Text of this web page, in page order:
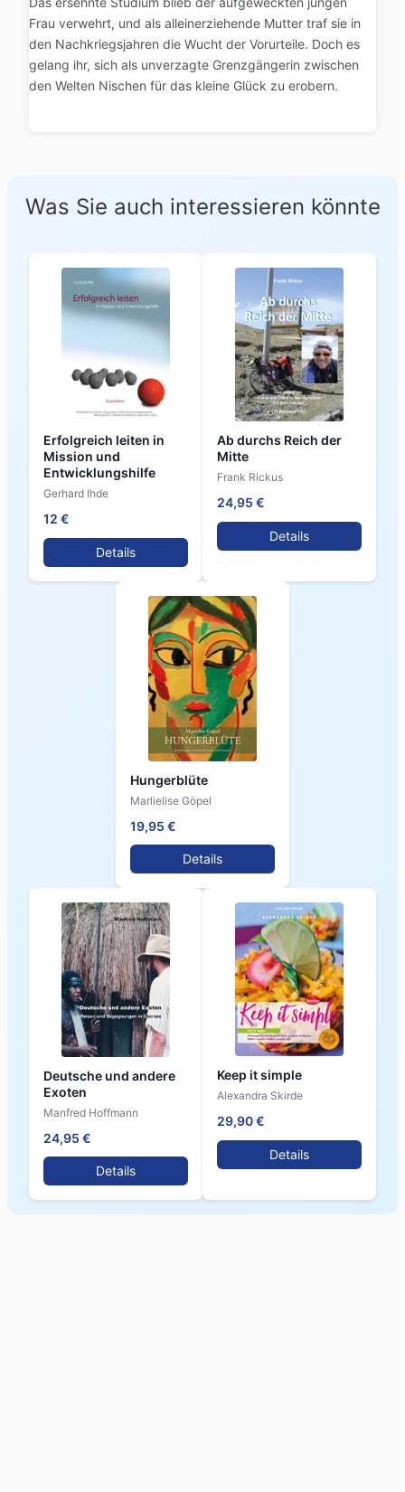
Frau verwehrt, und als alleinerziehende Mutter traf sie in
den Nachkriegsjahren die Wucht der Vorurteile. Doch es
gelang ihr, sich als unverzagte Grenzgängerin zwischen
den Welten Nischen für das kleine Glück zu erobern.
Was Sie auch interessieren könnte
Erfolgreich leiten in
Mission und
Entwicklungshilfe
Gerhard Ihde
12 €
Details
Ab durchs Reich der
Mitte
Frank Rickus
24,95 €
Details
Hungerblüte
Marlielise Göpel
19,95 €
Details
Deutsche und andere
Exoten
Manfred Hoffmann
24,95 €
Details
Keep it simple
Alexandra Skirde
29,90 €
Details